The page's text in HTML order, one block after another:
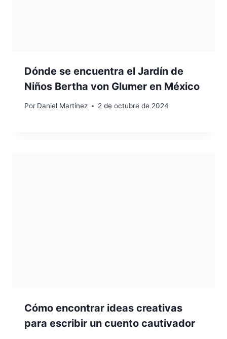
Dónde se encuentra el Jardín de
Niños Bertha von Glumer en México
Por Daniel Martínez 2 de octubre de 2024
Cómo encontrar ideas creativas
para escribir un cuento cautivador